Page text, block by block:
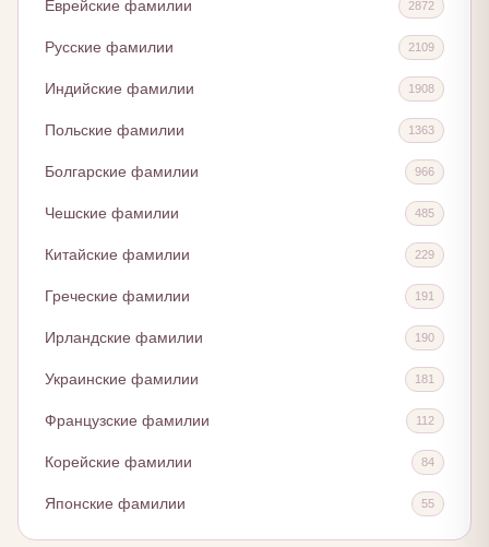
Еврейские фамилии 2872
Русские фамилии 2109
Индийские фамилии 1908
Польские фамилии 1363
Болгарские фамилии 966
Чешские фамилии 485
Китайские фамилии 229
Греческие фамилии 191
Ирландские фамилии 190
Украинские фамилии 181
Французские фамилии 112
Корейские фамилии 84
Японские фамилии 55